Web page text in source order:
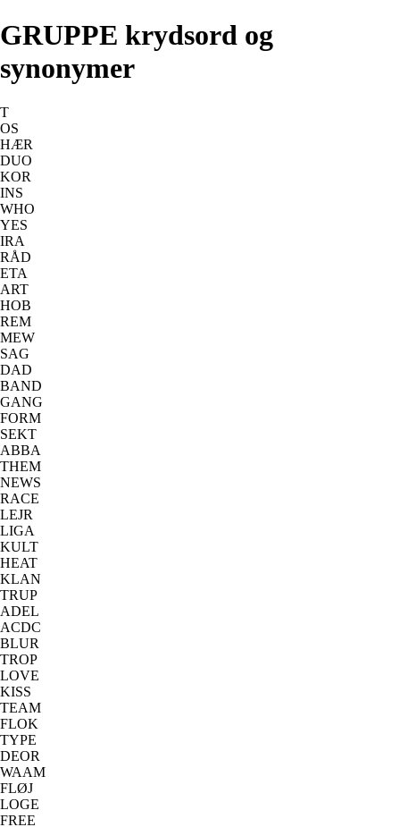
GRUPPE krydsord og
synonymer
T
OS
HÆR
DUO
KOR
INS
WHO
YES
IRA
RÅD
ETA
ART
HOB
REM
MEW
SAG
DAD
BAND
GANG
FORM
SEKT
ABBA
THEM
NEWS
RACE
LEJR
LIGA
KULT
HEAT
KLAN
TRUP
ADEL
ACDC
BLUR
TROP
LOVE
KISS
TEAM
FLOK
TYPE
DEOR
WAAM
FLØJ
LOGE
FREE